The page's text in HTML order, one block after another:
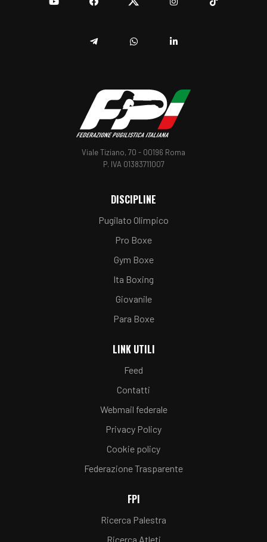
Viale Tiziano, 70 - 00196 Roma
P. IVA 01383711007
DISCIPLINE
Pugilato Olimpico
Pro Boxe
Gym Boxe
Ita Boxing
Giovanile
Para Boxe
LINK UTILI
Feed
Contatti
Webmail federale
Privacy Policy
Cookie policy
Federazione Trasparente
FPI
Ricerca Palestra
Ricerca Atleti